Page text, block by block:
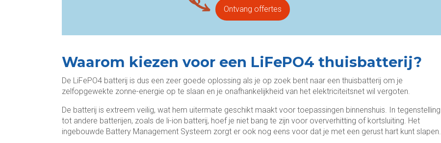
Ontvang offertes
Waarom kiezen voor een LiFePO4 thuisbatterij?
De LiFePO4 batterij is dus een zeer goede oplossing als je op zoek bent naar een thuisbatterij om je
zelfopgewekte zonne-energie op te slaan en je onafhankelijkheid van het elektriciteitsnet wil vergoten.
De batterij is extreem veilig, wat hem uitermate geschikt maakt voor toepassingen binnenshuis. In tegenstelling
tot andere batterijen, zoals de li-ion batterij, hoef je niet bang te zijn voor oververhitting of kortsluiting. Het
ingebouwde Battery Management Systeem zorgt er ook nog eens voor dat je met een gerust hart kunt slapen.